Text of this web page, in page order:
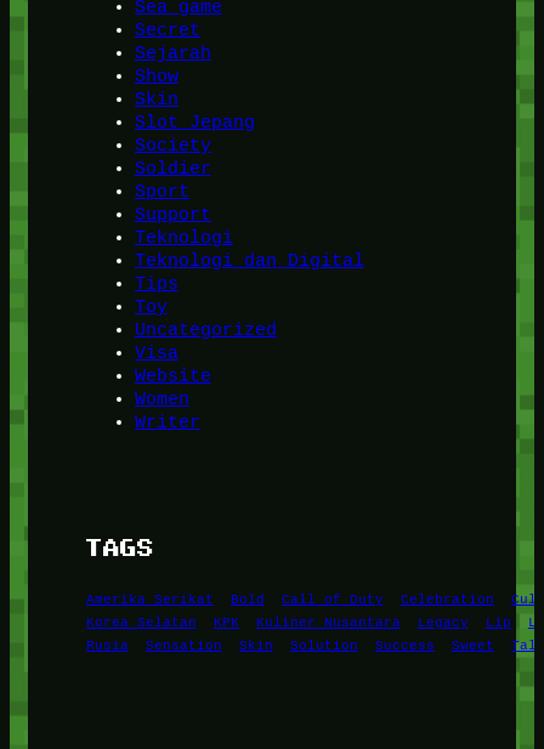
Sea game
Secret
Sejarah
Show
Skin
Slot Jepang
Society
Soldier
Sport
Support
Teknologi
Teknologi dan Digital
Tips
Toy
Uncategorized
Visa
Website
Women
Writer
TAGS
Amerika Serikat Bold Call of Duty Celebration
Korea Selatan
KPK Kuliner Nusantara Legacy Lip
Rusia
Sensation Skin Solution Success Sweet Tale